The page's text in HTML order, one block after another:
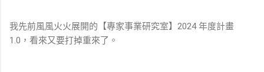
我先前風風火火展開的【專家事業研究室】2024 年度計畫
1.0，看來又要打掉重來了。